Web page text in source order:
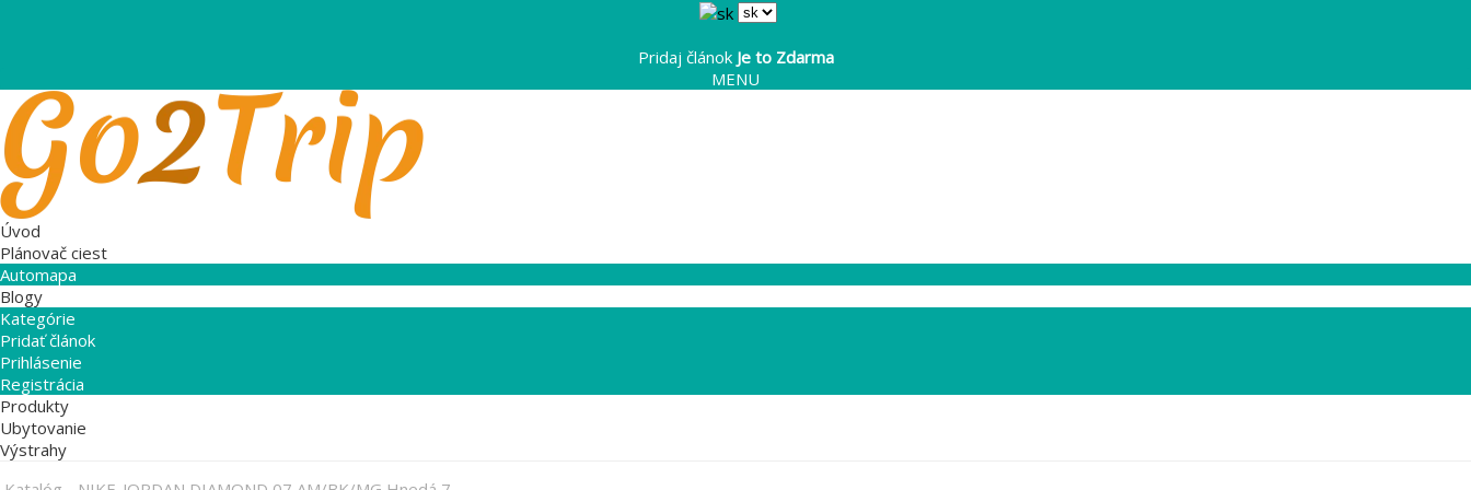
Pridaj článok Je to Zdarma
MENU
Úvod
Plánovač ciest
Automapa
Blogy
Kategórie
Pridať článok
Prihlásenie
Registrácia
Produkty
Ubytovanie
Výstrahy